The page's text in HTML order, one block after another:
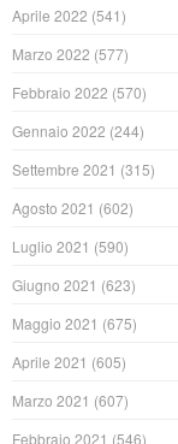
Aprile 2022 (541)
Marzo 2022 (577)
Febbraio 2022 (570)
Gennaio 2022 (244)
Settembre 2021 (315)
Agosto 2021 (602)
Luglio 2021 (590)
Giugno 2021 (623)
Maggio 2021 (675)
Aprile 2021 (605)
Marzo 2021 (607)
Febbraio 2021 (546)